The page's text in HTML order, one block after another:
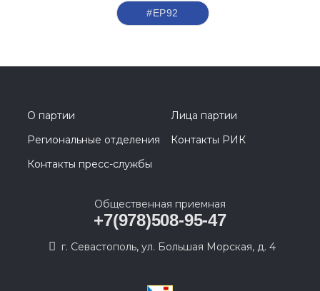
#ЕР92
О партии
Лица партии
Региональные отделения
Контакты РИК
Контакты пресс-службы
Общественная приемная
+7(978)508-95-47
г. Севастополь, ул. Большая Морская, д. 4